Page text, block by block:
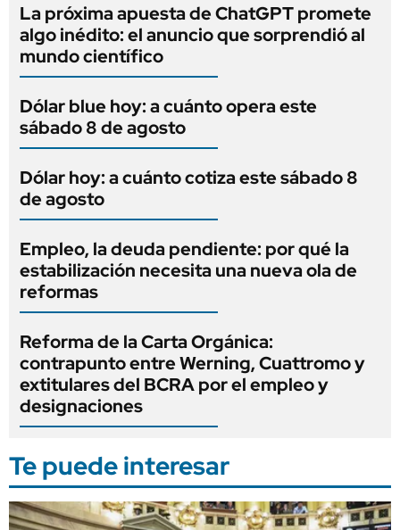
La próxima apuesta de ChatGPT promete
algo inédito: el anuncio que sorprendió al
mundo científico
Dólar blue hoy: a cuánto opera este
sábado 8 de agosto
Dólar hoy: a cuánto cotiza este sábado 8
de agosto
Empleo, la deuda pendiente: por qué la
estabilización necesita una nueva ola de
reformas
Reforma de la Carta Orgánica:
contrapunto entre Werning, Cuattromo y
extitulares del BCRA por el empleo y
designaciones
Te puede interesar